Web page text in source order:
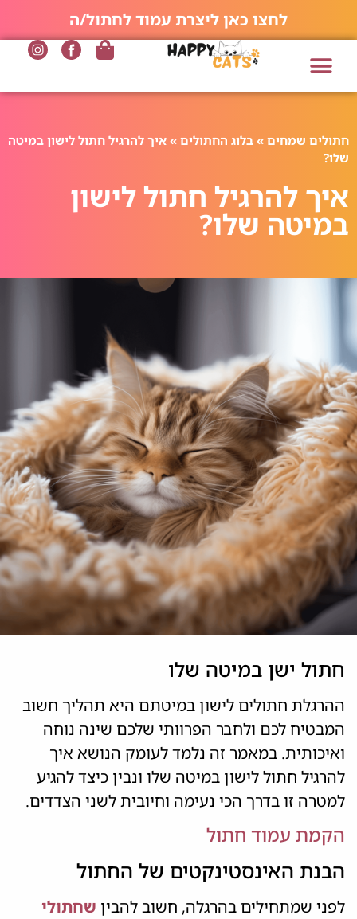
לחצו כאן ליצרת עמוד לחתול/ה
חתולים שמחים » בלוג החתולים » איך להרגיל חתול לישון במיטה
שלו?
איך להרגיל חתול לישון
במיטה שלו?
חתול ישן במיטה שלו
ההרגלת חתולים לישון במיטתם היא תהליך חשוב
המבטיח לכם ולחבר הפרוותי שלכם שינה נוחה
ואיכותית. במאמר זה נלמד לעומק הנושא איך
להרגיל חתול לישון במיטה שלו ונבין כיצד להגיע
למטרה זו בדרך הכי נעימה וחיובית לשני הצדדים.
הקמת עמוד חתול
הבנת האינסטינקטים של החתול
לפני שמתחילים בהרגלה, חשוב להבין שחתולי